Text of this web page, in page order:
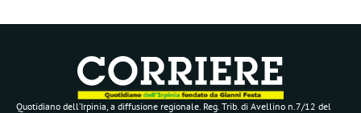
Quotidiano dell’Irpinia, a diffusione regionale. Reg. Trib. di Avellino n.7/12 del